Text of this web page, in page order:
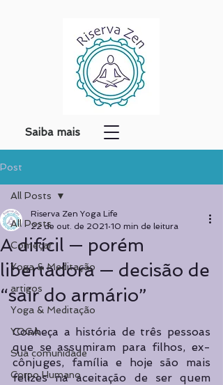
Saiba mais
Post
All Posts
Começar
Yoga & Meditação
artigos
Yoga & Meditação
YOGA
Sua comunidade
Corpo Humano
All Posts
A difícil — porém
libertadora — decisão de
“sair do armário”
Riserva Zen Yoga Life
22 de out. de 2021 10 min de leitura
Conheça a história de três pessoas
que se assumiram para filhos, ex-
cônjuges, família e hoje são mais
felizes na aceitação de ser quem